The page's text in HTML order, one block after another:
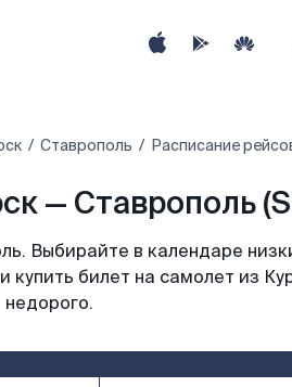
Ставрополь Расписание
— Ставрополь
Выбирайте в календаре
купить билет на самолет из
недорого.